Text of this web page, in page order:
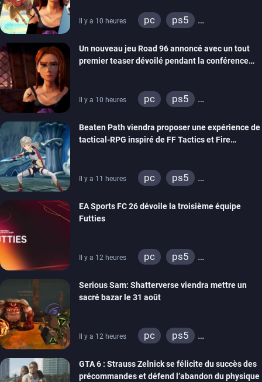
Il y a 10 heures pc
ps5
stadia
ps4
xbox one
switch 2
Un nouveau jeu Road 96 annoncé avec un tout
premier teaser dévoilé pendant la conférence
Il y a 10 heures pc
ps5
stadia
ps4
xbox one
Beaten Path viendra proposer une expérience de
tactical-RPG inspiré de FF Tactics et Fire
Il y a 11 heures pc
ps5
EA Sports FC 26 dévoile la troisième équipe
Futties
Il y a 12 heures pc
ps5
ps4
xbox one
switch 2
Serious Sam: Shatterverse viendra mettre un
sacré bazar le 31 août
Il y a 12 heures pc
ps5
GTA 6 : Strauss Zelnick se félicite du succès des
précommandes et défend l’abandon du physique